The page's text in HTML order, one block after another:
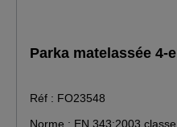
Parka matelassée 4-
Réf : FO23548
Norme : EN 343:2003